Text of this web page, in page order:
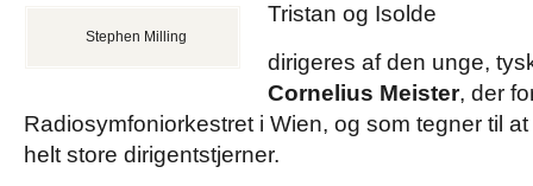
Stephen Milling
Tristan og Isolde
dirigeres af den unge,
Cornelius Meister, der
Radiosymfoniorkestret i Wien, og som tegner til
helt store dirigentstjerner.